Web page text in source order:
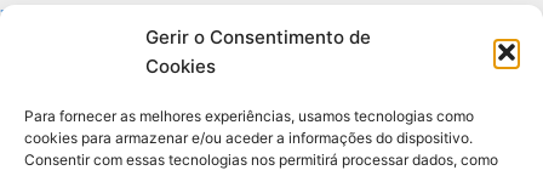
Gerir o Consentimento de
Cookies
Para fornecer as melhores experiências, usamos tecnologias como
cookies para armazenar e/ou aceder a informações do dispositivo.
Consentir com essas tecnologias nos permitirá processar dados, como
Termos de Uso
Politicas de Privacidade e Cookies
Apoio